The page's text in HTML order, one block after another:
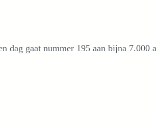
gaat nummer 195 aan bijna 7.000